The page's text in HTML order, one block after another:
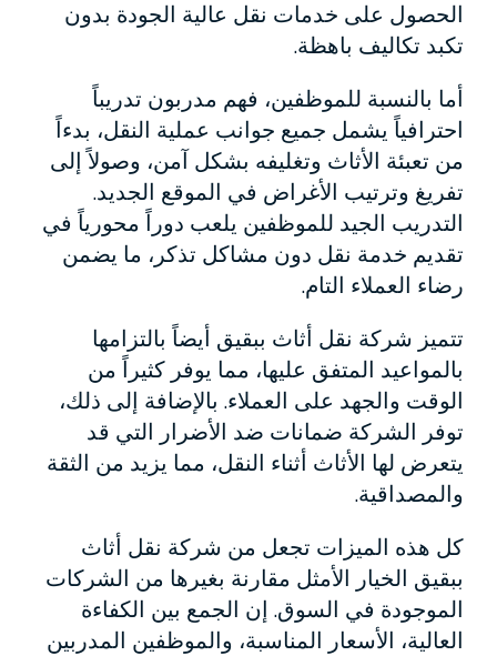
الحصول على خدمات نقل عالية الجودة بدون
تكبد تكاليف باهظة.
أما بالنسبة للموظفين، فهم مدربون تدريباً
احترافياً يشمل جميع جوانب عملية النقل، بدءاً
من تعبئة الأثاث وتغليفه بشكل آمن، وصولاً إلى
تفريغ وترتيب الأغراض في الموقع الجديد.
التدريب الجيد للموظفين يلعب دوراً محورياً في
تقديم خدمة نقل دون مشاكل تذكر، ما يضمن
رضاء العملاء التام.
تتميز شركة نقل أثاث ببقيق أيضاً بالتزامها
بالمواعيد المتفق عليها، مما يوفر كثيراً من
الوقت والجهد على العملاء. بالإضافة إلى ذلك،
توفر الشركة ضمانات ضد الأضرار التي قد
يتعرض لها الأثاث أثناء النقل، مما يزيد من الثقة
والمصداقية.
كل هذه الميزات تجعل من شركة نقل أثاث
ببقيق الخيار الأمثل مقارنة بغيرها من الشركات
الموجودة في السوق. إن الجمع بين الكفاءة
العالية، الأسعار المناسبة، والموظفين المدربين